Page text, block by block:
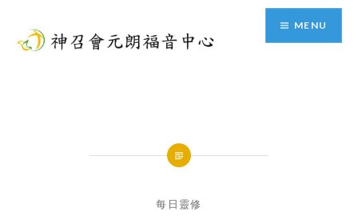
content
MENU
每日靈修